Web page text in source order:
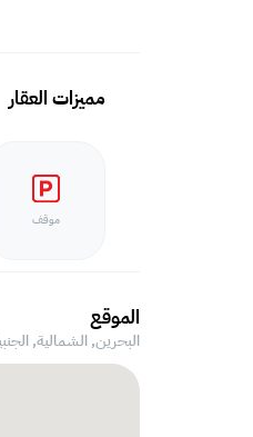
مميزات العقار
موقف
الموقع
البحرين, الشمالية,